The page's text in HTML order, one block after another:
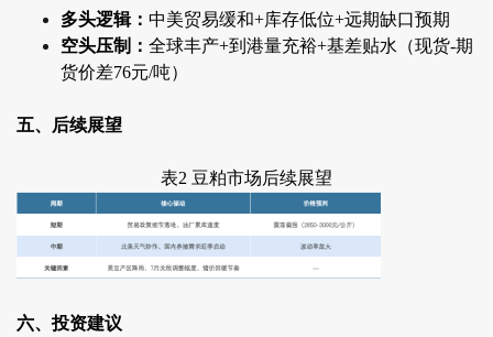
多头逻辑： 中美贸易缓和+库存低位+远期缺口预期
空头压制： 全球丰产+到港量充裕+基差贴水（现货-期
货价差76元/吨）
五、后续展望
表2 豆粕市场后续展望
六、投资建议